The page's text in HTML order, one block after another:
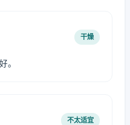
干燥
。
不太适宜